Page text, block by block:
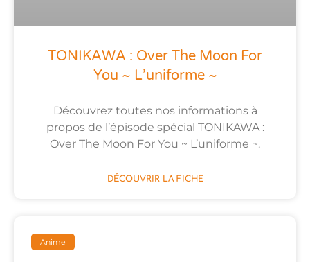
TONIKAWA : Over The Moon For
You ~ L’uniforme ~
Découvrez toutes nos informations à
propos de l’épisode spécial TONIKAWA :
Over The Moon For You ~ L’uniforme ~.
DÉCOUVRIR LA FICHE
Anime